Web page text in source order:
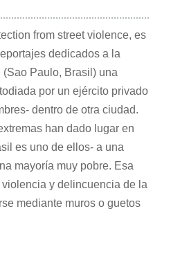
from street violence, es
dedicados a la
Paulo, Brasil) una
por un ejército privado
dentro de otra ciudad.
han dado lugar en
es uno de ellos- a una
mayoría muy pobre. Esa
y delincuencia de la
mediante muros o guetos